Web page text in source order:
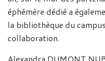
éphémère dédié a
la bibliothèque du
collaboration.